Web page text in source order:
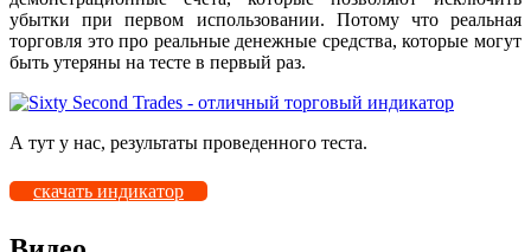
убытки при первом использовании. Потому что реальная
торговля это про реальные денежные средства, которые могут
быть утеряны на тесте в первый раз.
А тут у нас, результаты проведенного теста.
скачать индикатор